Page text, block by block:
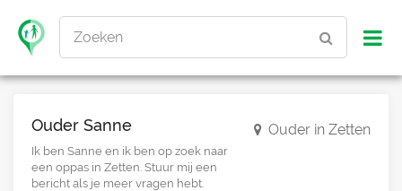
Zoeken
Ouder Sanne
Ik ben Sanne en ik ben op zoek naar
een oppas in Zetten. Stuur mij een
bericht als je meer vragen hebt.
Ouder in Zetten